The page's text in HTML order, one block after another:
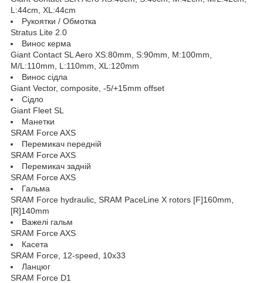
L:44cm, XL:44cm
Рукоятки / Обмотка
Stratus Lite 2.0
Винос керма
Giant Contact SL Aero XS:80mm, S:90mm, M:100mm,
M/L:110mm, L:110mm, XL:120mm
Винос сідла
Giant Vector, composite, -5/+15mm offset
Сідло
Giant Fleet SL
Манетки
SRAM Force AXS
Перемикач передній
SRAM Force AXS
Перемикач задній
SRAM Force AXS
Гальма
SRAM Force hydraulic, SRAM PaceLine X rotors [F]160mm,
[R]140mm
Важелі гальм
SRAM Force AXS
Касета
SRAM Force, 12-speed, 10x33
Ланцюг
SRAM Force D1